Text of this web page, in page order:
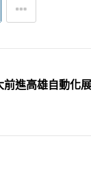
前進高雄自動化